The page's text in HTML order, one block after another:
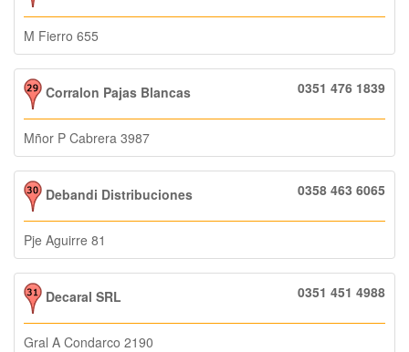
M Fierro 655
Corralon Pajas Blancas 0351 476 1839
Mñor P Cabrera 3987
Debandi Distribuciones 0358 463 6065
Pje Aguirre 81
Decaral SRL 0351 451 4988
Gral A Condarco 2190